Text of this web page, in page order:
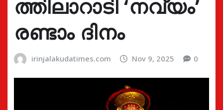
ത്തിലാറാടി ‘നവ്യം’
രണ്ടാം ദിനം
irinjalakudatimes.com Nov 9, 2025 0